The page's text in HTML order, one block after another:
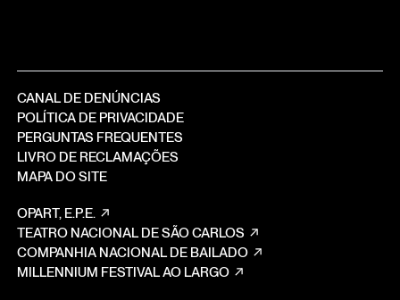
CANAL DE DENÚNCIAS
POLÍTICA DE PRIVACIDADE
PERGUNTAS FREQUENTES
LIVRO DE RECLAMAÇÕES
MAPA DO SITE
OPART, E.P.E.
TEATRO NACIONAL DE SÃO CARLOS
COMPANHIA NACIONAL DE BAILADO
MILLENNIUM FESTIVAL AO LARGO